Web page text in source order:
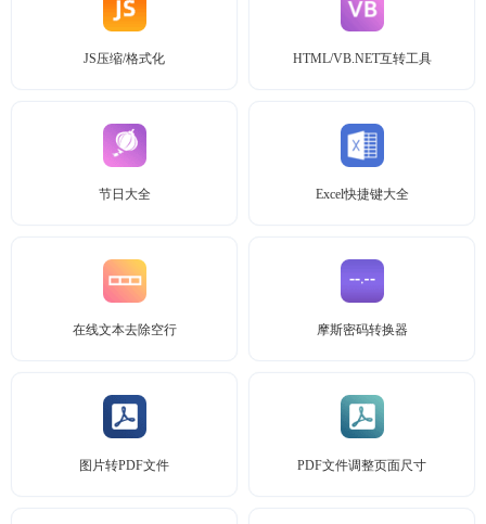
JS压缩/格式化 HTML/VB.NET互转工具
节日大全 Excel快捷键大全
在线文本去除空行 摩斯密码转换器
图片转PDF文件 PDF文件调整页面尺寸